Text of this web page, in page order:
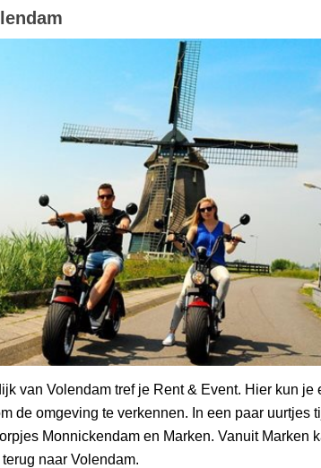
van Volendam tref je Rent & Event. Hier kun je
de omgeving te verkennen. In een paar uurtjes
Monnickendam en Marken. Vanuit Marken
naar Volendam.